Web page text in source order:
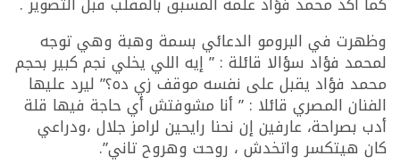
وظهرت في البرومو الدعائي بسمة وهبة وهي توجه
لمحمد فؤاد سؤالا قائلة : ” إيه اللي يخلي نجم كبير بحجم
محمد فؤاد يقبل على نفسه موقف زي ده؟” ليرد عليها
الفنان المصري قائلا : ” أنا مشوفتش أي حاجة فيها قلة
أدب بصراحة، عارفين إن نحنا رايحين لرامز جلال ،ودراعي
كان هيتكسر واتخدش ، روحت وهروح تاني”.